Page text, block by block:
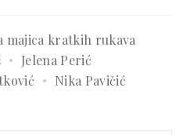
majica kratkih rukava
Jelena Perić
Nika Pavičić